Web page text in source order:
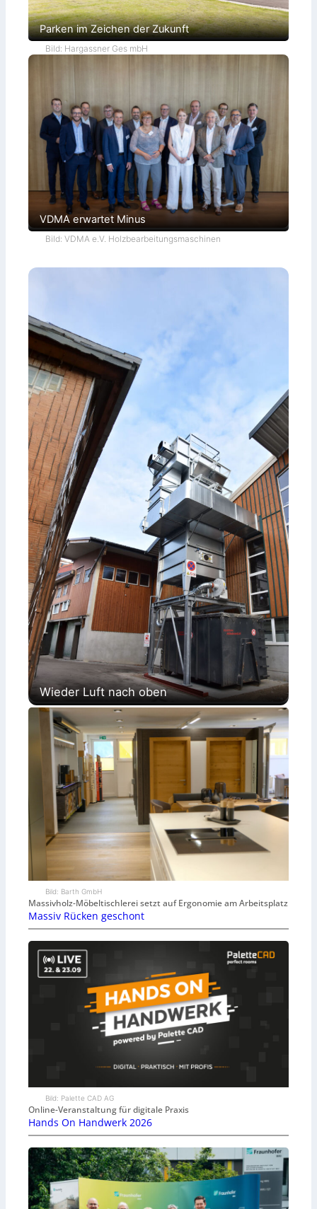
Parken im Zeichen der Zukunft
Bild: Hargassner Ges mbH
VDMA erwartet Minus
Bild: VDMA e.V. Holzbearbeitungsmaschinen
Wieder Luft nach oben
Bild: Barth GmbH
Massivholz-Möbeltischlerei setzt auf Ergonomie am Arbeitsplatz
Massiv Rücken geschont
Bild: Palette CAD AG
Online-Veranstaltung für digitale Praxis
Hands On Handwerk 2026